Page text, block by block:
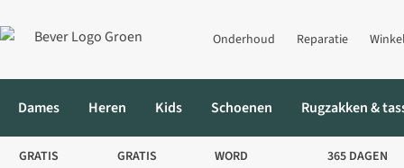
Onderhoud Reparatie
Dames Heren Kids Schoenen Rugzakken &
GRATIS
GRATIS
WORD
365 DAGEN